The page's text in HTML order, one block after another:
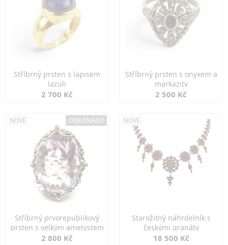
Stříbrný prsten s lapisem
lazuli
2 700 Kč
Stříbrný prsten s onyxem a
markazity
2 500 Kč
NOVÉ OBJEDNÁNO
Stříbrný prvorepublikový
prsten s velkým ametystem
2 800 Kč
NOVÉ
Starožitný náhrdelník s
českými granáty
18 500 Kč